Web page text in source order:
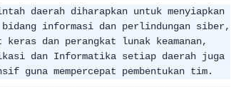
daerah diharapkan untuk menyiapkan
bidang informasi dan perlindungan siber,
keras dan perangkat lunak keamanan,
dan Informatika setiap daerah juga
guna mempercepat pembentukan tim.